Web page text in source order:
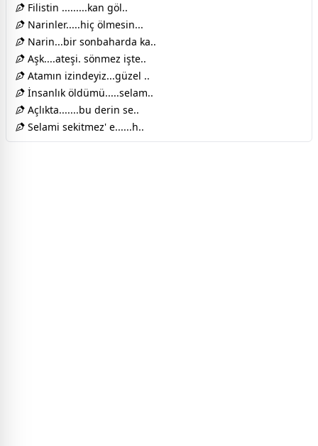
Filistin .........kan göl..
Narinler.....hiç ölmesin...
Narin...bir sonbaharda ka..
Aşk....ateşi. sönmez işte..
Atamın izindeyiz...güzel ..
İnsanlık öldümü.....selam..
Açlıkta.......bu derin se..
Selami sekitmez' e......h..